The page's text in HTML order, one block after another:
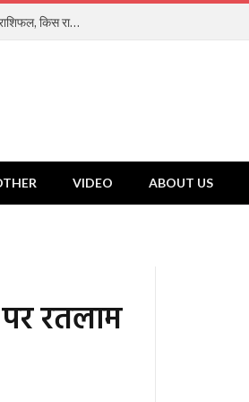
Aaj Ka Rashifal 7 August 2026: मेष से मीन तक जानें आज का राशिफल, किस राशि को मिलेगा धन लाभ और किसे रहना होगा सतर्क
VIDEO ABOUT US
रतलाम